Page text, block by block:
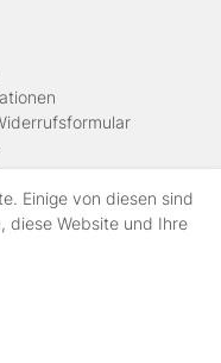
Einige von diesen sind
diese Website und Ihre